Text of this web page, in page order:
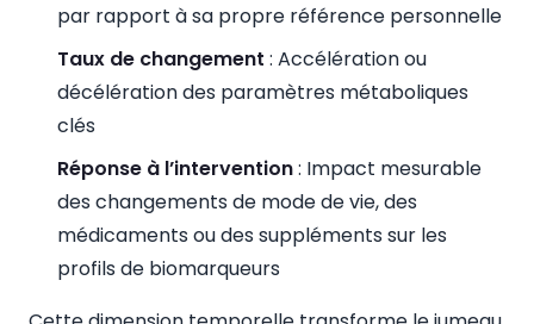
par rapport à sa propre référence personnelle
Taux de changement : Accélération ou
décélération des paramètres métaboliques
clés
Réponse à l’intervention: Impact mesurable
des changements de mode de vie, des
médicaments ou des suppléments sur les
profils de biomarqueurs